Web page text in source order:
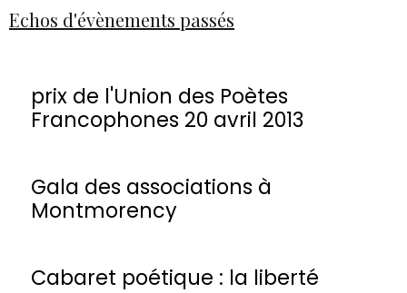
Echos d'évènements passés
prix de l'Union des Poètes
Francophones 20 avril 2013
Gala des associations à
Montmorency
Cabaret poétique : la liberté